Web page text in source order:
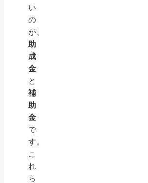
い
の
が、
助
成
金
と
補
助
金
で
す。
こ
れ
ら